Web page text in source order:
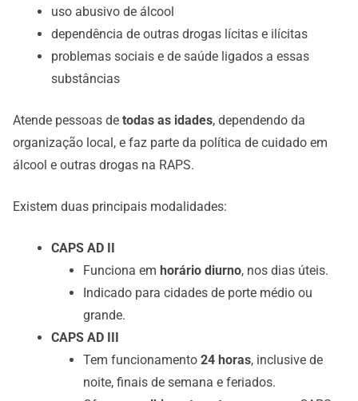
uso abusivo de álcool
dependência de outras drogas lícitas e ilícitas
problemas sociais e de saúde ligados a essas
substâncias
Atende pessoas de todas as idades, dependendo da
organização local, e faz parte da política de cuidado em
álcool e outras drogas na RAPS.
Existem duas principais modalidades:
CAPS AD II
Funciona em horário diurno, nos dias úteis.
Indicado para cidades de porte médio ou
grande.
CAPS AD III
Tem funcionamento 24 horas, inclusive de
noite, finais de semana e feriados.